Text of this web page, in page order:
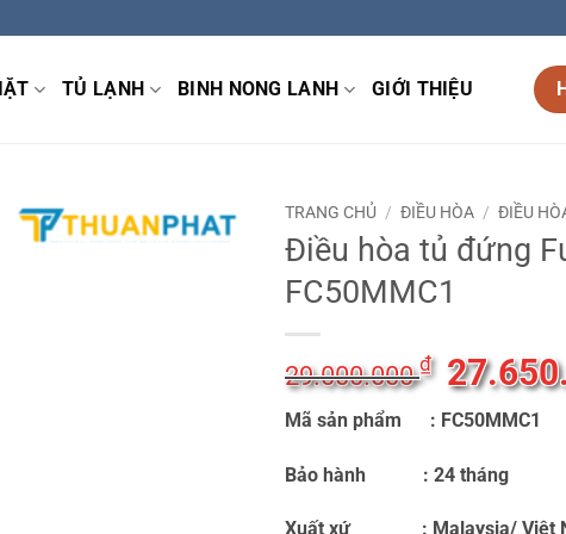
TỦ LẠNH BINH NONG LANH GIỚI THIỆU
TRANG CHỦ / ĐIỀU HÒA / ĐIỀU
Điều hòa tủ đứng
FC50MMC1
29.000.000₫
Giá
gốc
là:
Mã sản phẩm : FC50MMC1
Bảo hành : 24 tháng
Xuất xứ : Malaysia/ Việt